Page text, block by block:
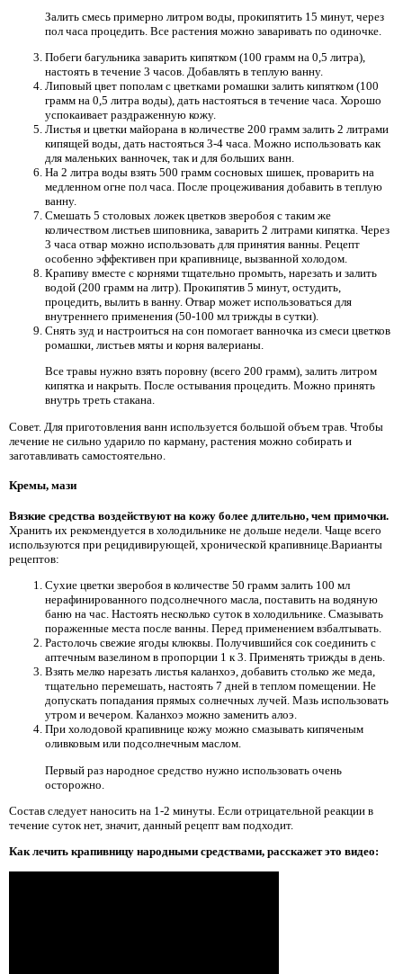
Залить смесь примерно литром воды, прокипятить 15 минут, через
пол часа процедить. Все растения можно заваривать по одиночке.
Побеги багульника заварить кипятком (100 грамм на 0,5 литра),
настоять в течение 3 часов. Добавлять в теплую ванну.
Липовый цвет пополам с цветками ромашки залить кипятком (100
грамм на 0,5 литра воды), дать настояться в течение часа. Хорошо
успокаивает раздраженную кожу.
Листья и цветки майорана в количестве 200 грамм залить 2 литрами
кипящей воды, дать настояться 3-4 часа. Можно использовать как
для маленьких ванночек, так и для больших ванн.
На 2 литра воды взять 500 грамм сосновых шишек, проварить на
медленном огне пол часа. После процеживания добавить в теплую
ванну.
Смешать 5 столовых ложек цветков зверобоя с таким же
количеством листьев шиповника, заварить 2 литрами кипятка. Через
3 часа отвар можно использовать для принятия ванны. Рецепт
особенно эффективен при крапивнице, вызванной холодом.
Крапиву вместе с корнями тщательно промыть, нарезать и залить
водой (200 грамм на литр). Прокипятив 5 минут, остудить,
процедить, вылить в ванну. Отвар может использоваться для
внутреннего применения (50-100 мл трижды в сутки).
Снять зуд и настроиться на сон помогает ванночка из смеси цветков
ромашки, листьев мяты и корня валерианы.
Все травы нужно взять поровну (всего 200 грамм), залить литром
кипятка и накрыть. После остывания процедить. Можно принять
внутрь треть стакана.
Совет. Для приготовления ванн используется большой объем трав. Чтобы
лечение не сильно ударило по карману, растения можно собирать и
заготавливать самостоятельно.
Кремы, мази
Вязкие средства воздействуют на кожу более длительно, чем примочки.
Хранить их рекомендуется в холодильнике не дольше недели. Чаще всего
используются при рецидивирующей, хронической крапивнице.Варианты
рецептов:
Сухие цветки зверобоя в количестве 50 грамм залить 100 мл
нерафинированного подсолнечного масла, поставить на водяную
баню на час. Настоять несколько суток в холодильнике. Смазывать
пораженные места после ванны. Перед применением взбалтывать.
Растолочь свежие ягоды клюквы. Получившийся сок соединить с
аптечным вазелином в пропорции 1 к 3. Применять трижды в день.
Взять мелко нарезать листья каланхоэ, добавить столько же меда,
тщательно перемешать, настоять 7 дней в теплом помещении. Не
допускать попадания прямых солнечных лучей. Мазь использовать
утром и вечером. Каланхоэ можно заменить алоэ.
При холодовой крапивнице кожу можно смазывать кипяченым
оливковым или подсолнечным маслом.
Первый раз народное средство нужно использовать очень
осторожно.
Состав следует наносить на 1-2 минуты. Если отрицательной реакции в
течение суток нет, значит, данный рецепт вам подходит.
Как лечить крапивницу народными средствами, расскажет это видео: